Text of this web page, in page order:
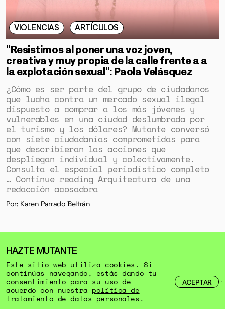
VIOLENCIAS ARTÍCULOS
"Resistimos al poner una voz joven,
creativa y muy propia de la calle frente a a
la explotación sexual": Paola Velásquez
¿Cómo es ser parte del grupo de ciudadanos
que lucha contra un mercado sexual ilegal
dispuesto a comprar a los más jóvenes y
vulnerables en una ciudad deslumbrada por
el turismo y los dólares? Mutante conversó
con siete ciudadanías comprometidas para
que describieran las acciones que
despliegan individual y colectivamente.
Consulta el especial periodístico completo
… Continue reading Arquitectura de una
redacción acosadora
Por: Karen Parrado Beltrán
Este sitio web utiliza cookies. Si
continúas navegando, estás dando tu
consentimiento para su uso de
acuerdo con nuestra política de
tratamiento de datos personales .
ACEPTAR
AYÚDANOS A SEGUIR
HACIENDOPERIODISMO